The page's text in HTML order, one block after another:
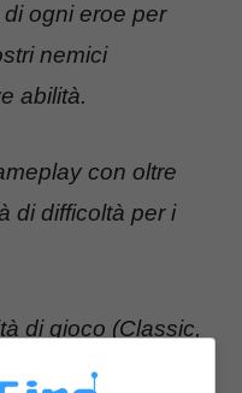
ogni eroe per
nemici
abilità.
con oltre
di difficoltà per i
di gioco (Classic,
prova come un